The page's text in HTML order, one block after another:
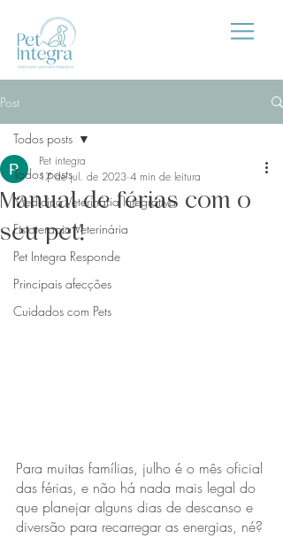
Post
Todos posts
Medicina Veterinária Integrativa
Fisioterapia Veterinária
Pet Integra Responde
Principais afecções
Cuidados com Pets
Todos posts
Manual de férias com o
seu pet!
Pet integra
17 de jul. de 2023 4 min de leitura
Para muitas famílias, julho é o mês oficial
das férias, e não há nada mais legal do
que planejar alguns dias de descanso e
diversão para recarregar as energias, né?